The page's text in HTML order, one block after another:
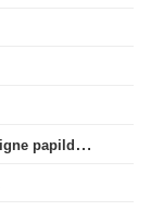
Pagrindinis Prancūzijos rinktinės žaidėjas L. Digne papildė PSG gretas